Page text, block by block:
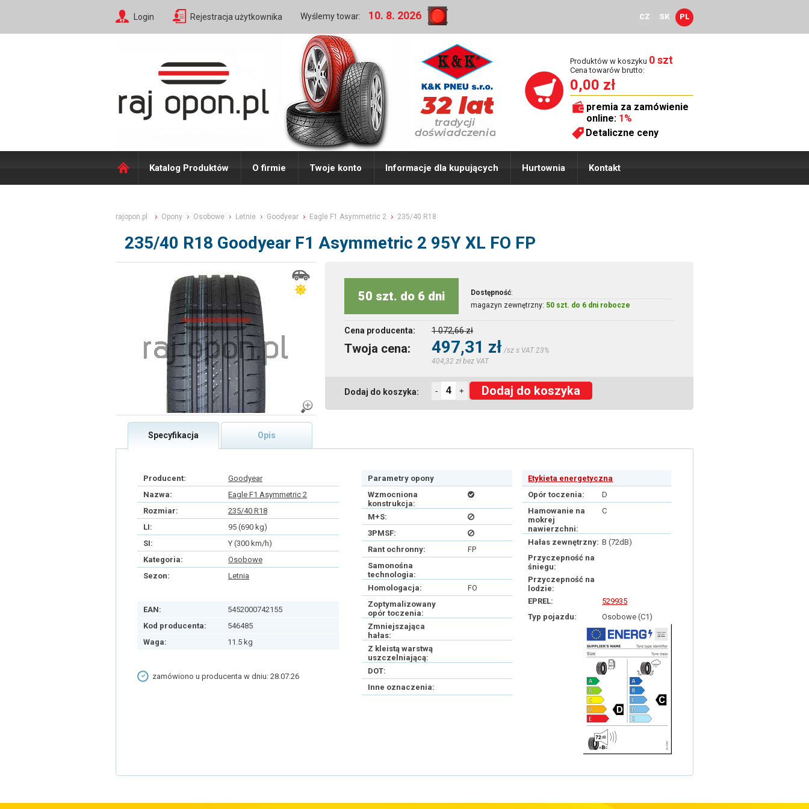
Login Rejestracja użytkownika Wyślemy towar: 10. 8. 2026 CZ SK PL
Produktów w koszyku 0 szt
Cena towarów brutto:
0,00 zł
premia za zamówienie
online: 1%
Detaliczne ceny
Katalog Produktów O firmie Twoje konto Informacje dla kupujących Hurtownia Kontakt
rajopon.pl Opony Osobowe Letnie Goodyear Eagle F1 Asymmetric 2 235/40 R18
235/40 R18 Goodyear F1 Asymmetric 2 95Y XL FO FP
50 szt. do 6 dni Dostępność:
magazyn zewnętrzny: 50 szt. do 6 dni robocze
Cena producenta: 1 072,66 zł
Twoja cena: 497,31 zł /sz s VAT 23%
404,32 zł bez VAT
Dodaj do koszyka: - + Dodaj do koszyka
Specyfikacja Opis
Producent:
Goodyear
Nazwa:
Eagle F1 Asymmetric 2
Rozmiar:
235/40 R18
LI:
95 (690 kg)
SI:
Y (300 km/h)
Kategoria:
Osobowe
Sezon:
Letnia
EAN:
5452000742155
Kod producenta:
546485
Waga:
11.5 kg
zamówiono u producenta w dniu: 28.07.26
Parametry opony
Wzmocniona
konstrukcja:
M+S:
3PMSF:
Rant ochronny:
FP
Samonośna
technologia:
Homologacja:
FO
Zoptymalizowany
opór toczenia:
Zmniejszająca
hałas:
Z kleistą warstwą
uszczelniającą:
DOT:
Inne oznaczenia:
Etykieta energetyczna
Opór toczenia:
D
Hamowanie na
mokrej
nawierzchni:
C
Hałas zewnętrzny: B (72dB)
Przyczepność na
śniegu:
Przyczepność na
lodzie:
EPREL:
529935
Typ pojazdu:
Osobowe (C1)